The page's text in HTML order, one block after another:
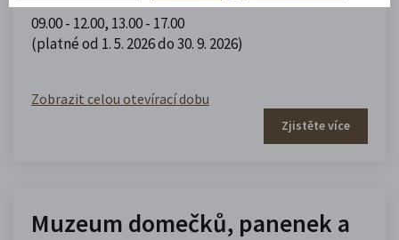
09.00 - 12.00, 13.00 - 17.00
(platné od 1. 5. 2026 do 30. 9. 2026)
Zobrazit celou otevírací dobu
Zjistěte více
Muzeum domečků, panenek a